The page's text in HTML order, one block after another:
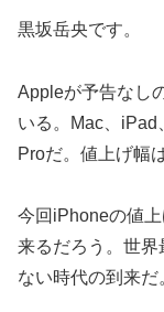
黒坂岳央です。
Appleが予告なし
いる。Mac、
Proだ。値上げ幅
今回iPhoneの値
来るだろう。世
ない時代の到来だ